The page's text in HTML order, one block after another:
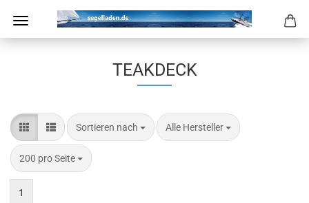
TEAKDECK
Sortieren nach
Sortieren nach Alle Hersteller
pro Seite
200 pro Seite
pro Seite
1